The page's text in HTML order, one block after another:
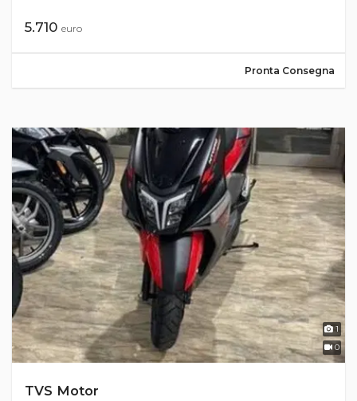
5.710 euro
Pronta Consegna
1
0
TVS Motor